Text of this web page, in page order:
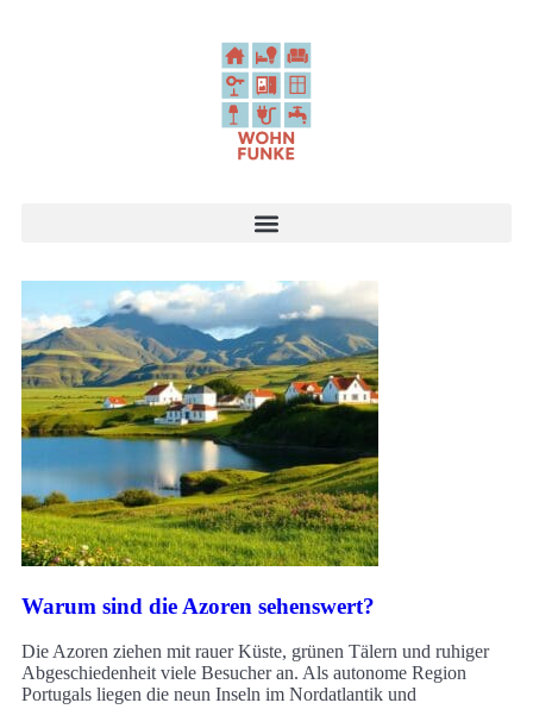
Warum sind die Azoren sehenswert?
Die Azoren ziehen mit rauer Küste, grünen Tälern und ruhiger
Abgeschiedenheit viele Besucher an. Als autonome Region
Portugals liegen die neun Inseln im Nordatlantik und